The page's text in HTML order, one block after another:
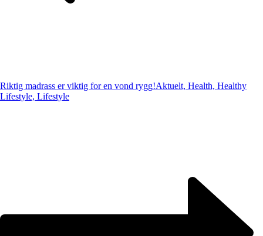
Riktig madrass er viktig for en vond rygg!Aktuelt, Health, Healthy
Lifestyle, Lifestyle